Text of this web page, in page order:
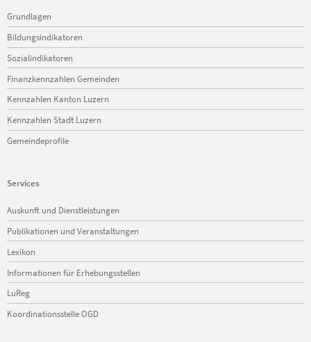
Navigation
überspringen
Grundlagen
Bildungsindikatoren
Sozialindikatoren
Finanzkennzahlen Gemeinden
Kennzahlen Kanton Luzern
Kennzahlen Stadt Luzern
Gemeindeprofile
Services
Navigation
überspringen
Auskunft und Dienstleistungen
Publikationen und Veranstaltungen
Lexikon
Informationen für Erhebungsstellen
LuReg
Koordinationsstelle OGD